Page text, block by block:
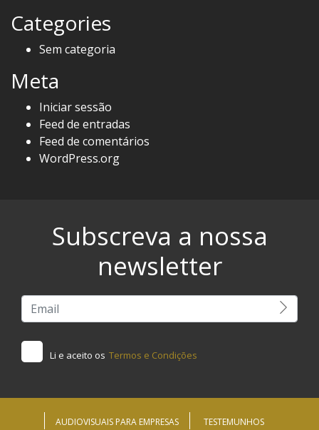
Categories
Sem categoria
Meta
Iniciar sessão
Feed de entradas
Feed de comentários
WordPress.org
Subscreva a nossa
newsletter
Li e aceito os Termos e Condições
AUDIOVISUAIS PARA EMPRESAS TESTEMUNHOS